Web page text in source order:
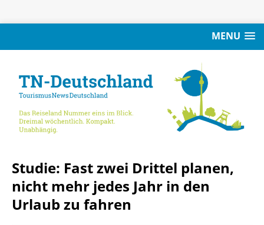
MENU
Studie: Fast zwei Drittel planen,
nicht mehr jedes Jahr in den
Urlaub zu fahren